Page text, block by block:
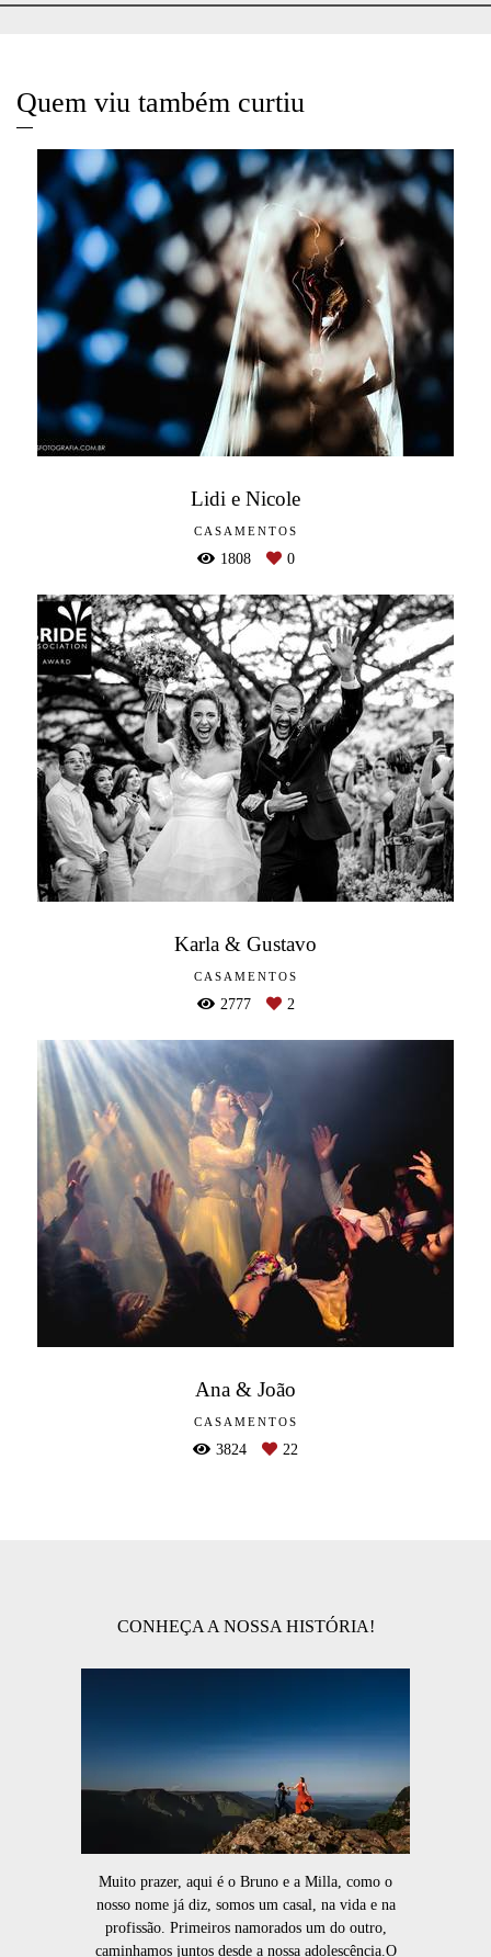
Quem viu também curtiu
Lidi e Nicole
CASAMENTOS
1808 0
Karla & Gustavo
CASAMENTOS
2777 2
Ana & João
CASAMENTOS
3824 22
CONHEÇA A NOSSA HISTÓRIA!
Muito prazer, aqui é o Bruno e a Milla, como o
nosso nome já diz, somos um casal, na vida e na
profissão. Primeiros namorados um do outro,
caminhamos juntos desde a nossa adolescência.O